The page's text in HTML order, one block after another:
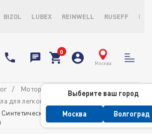
BIZOL LUBEX REINWELL RUSEFF
Москва
Выберите ваш город
Москва Волгоград
Моторные масла
для легковых автомобилей
Синтетическое моторное масло Synthoil